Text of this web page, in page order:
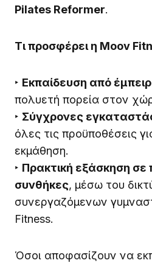
Pilates Reformer.
Τι προσφέρει η Moov
‣ Εκπαίδευση από
πολυετή πορεία στον
‣ Σύγχρονες
όλες τις προϋποθέσεις
εκμάθηση.
‣ Πρακτική εξάσκηση σε
συνθήκες, μέσω του
συνεργαζόμενων
Fitness.
Όσοι αποφασίζουν να